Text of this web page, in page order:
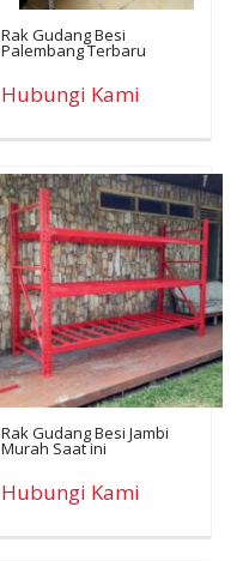
Rak Gudang Besi
Palembang Terbaru
Hubungi Kami
Rak Gudang Besi Jambi
Murah Saat ini
Hubungi Kami